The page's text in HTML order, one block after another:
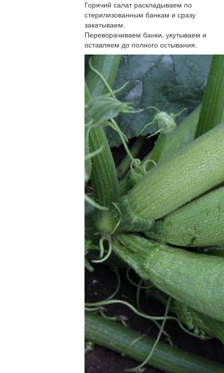
Горячий салат раскладываем по
стерилизованным банкам и сразу
закатываем.
Переворачиваем банки, укутываем и
оставляем до полного остывания.